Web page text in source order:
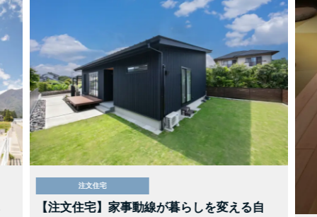
注文住宅
【注文住宅】家事動線が暮らしを変える自